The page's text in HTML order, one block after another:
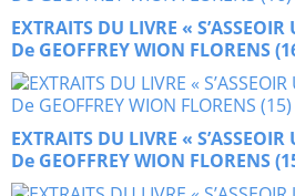
EXTRAITS DU LIVRE «
De GEOFFREY WION FLORENS
EXTRAITS DU LIVRE «
De GEOFFREY WION FLORENS